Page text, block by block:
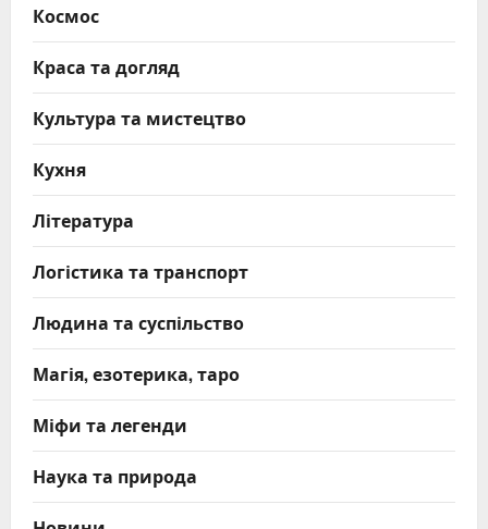
Космос
Краса та догляд
Культура та мистецтво
Кухня
Література
Логістика та транспорт
Людина та суспільство
Магія, езотерика, таро
Міфи та легенди
Наука та природа